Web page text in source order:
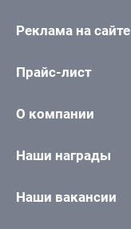
Реклама на сайте
Прайс-лист
О компании
Наши награды
Наши вакансии